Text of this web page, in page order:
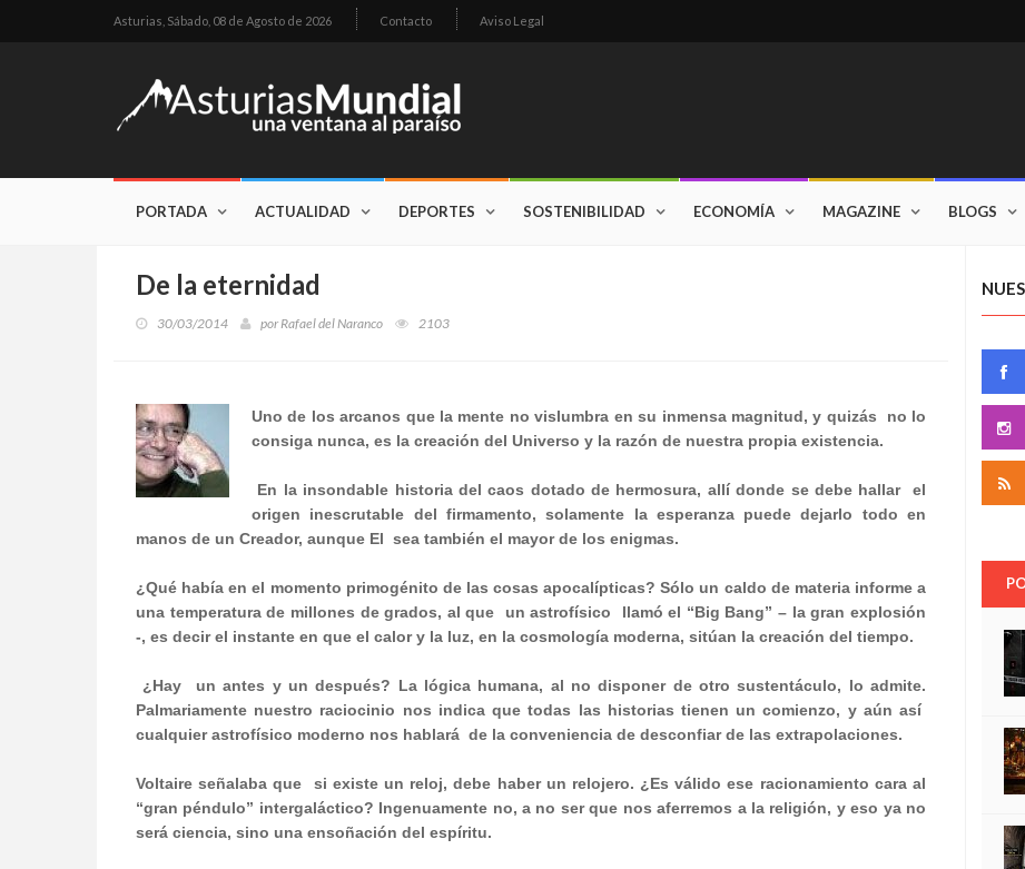
Asturias, Sábado, 08 de Agosto de 2026 Contacto Aviso Legal
PORTADA ACTUALIDAD DEPORTES SOSTENIBILIDAD ECONOMÍA MAGAZINE BLOGS
De la eternidad
30/03/2014 porRafael del Naranco 2103
Uno de los arcanos que la mente no vislumbra en su inmensa magnitud, y quizás
no lo
consiga nunca, es la creación del Universo y la razón de nuestra propia existencia.
En la insondable historia del caos dotado de hermosura, allí donde se debe hallar
el
origen inescrutable del firmamento, solamente la esperanza puede dejarlo todo en
manos de un Creador, aunque El sea también el mayor de los enigmas.
¿Qué había en el momento primogénito de las cosas apocalípticas? Sólo un caldo de materia informe a
una temperatura de millones de grados, al que
un astrofísico
llamó el “Big Bang” – la gran explosión
-, es decir el instante en que el calor y la luz, en la cosmología moderna, sitúan la creación del tiempo.
¿Hay
un antes y un después? La lógica humana, al no disponer de otro sustentáculo, lo admite.
Palmariamente nuestro raciocinio nos indica que todas las historias tienen un comienzo, y aún así
cualquier astrofísico moderno nos hablará de la conveniencia de desconfiar de las extrapolaciones.
Voltaire señalaba que
si existe un reloj, debe haber un relojero. ¿Es válido ese racionamiento cara al
“gran péndulo” intergaláctico? Ingenuamente no, a no ser que nos aferremos a la religión, y eso ya no
será ciencia, sino una ensoñación del espíritu.